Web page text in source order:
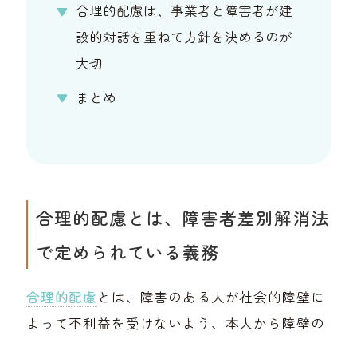
合理的配慮は、事業者と障害者が建
設的対話を重ねて方針を決めるのが
大切
まとめ
合理的配慮とは、障害者差別解消法
で定められている義務
合理的配慮 とは、障害のある人が社会的障壁に
よって不利益を受けないよう、本人から障壁の